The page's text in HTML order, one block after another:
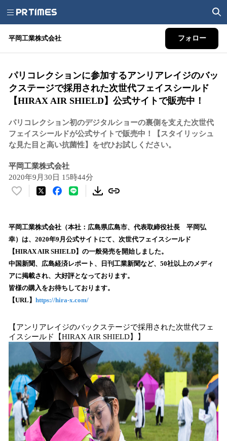
平岡工業株式会社 フォロー
パリコレクションに参加するアンリアレイジのバッ
クステージで採用された次世代フェイスシールド
【HIRAX AIR SHIELD】公式サイトで販売中！
パリコレクション初のデジタルショーの裏側を支えた次世代
フェイスシールドが公式サイトで販売中！【スタイリッシュ
な見た目と高い抗菌性】をぜひお試しください。
平岡工業株式会社
2020年9月30日 15時44分
い
！
数
を
読
込
み
中
す
平岡工業株式会社（本社：広島県広島市、代表取締役社長 平岡弘
幸）は、2020年9月公式サイトにて、次世代フェイスシールド
【HIRAX AIR SHIELD】の一般発売を開始しました。
中国新聞、広島経済レポート、日刊工業新聞など、50社以上のメディ
アに掲載され、大好評となっております。
皆様の購入をお待ちしております。
【URL】 https://hira-x.com/
【アンリアレイジのバックステージで採用された次世代フェ
イスシールド【HIRAX AIR SHIELD】】